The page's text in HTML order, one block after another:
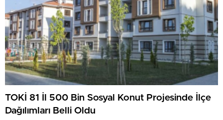
TOKİ 81 İl 500 Bin Sosyal Konut Projesinde İlçe
Dağılımları Belli Oldu